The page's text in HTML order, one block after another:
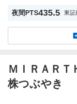
夜間PTS435.5 東証
ＭＩＲＡＲ
株つぶやき